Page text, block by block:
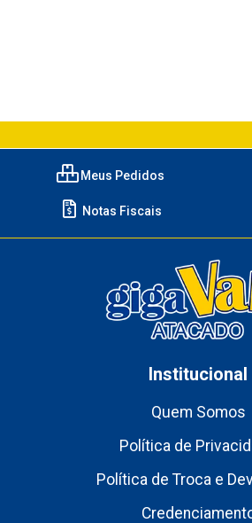
Meus Pedidos
Notas Fiscais
Institucional
Quem Somos
Política de
Política de Troca e